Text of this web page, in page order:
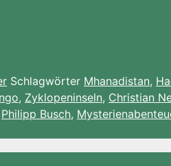
Schlagwörter Mhanadistan,
, Zyklopeninseln, Christian
Philipp Busch,